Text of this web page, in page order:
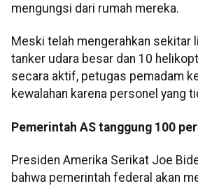
mengungsi dari rumah mereka.
Meski telah mengerahkan sekitar
tanker udara besar dan 10
secara aktif, petugas pemadam
kewalahan karena personel yang
Pemerintah AS tanggung 100
Presiden Amerika Serikat Joe
bahwa pemerintah federal akan